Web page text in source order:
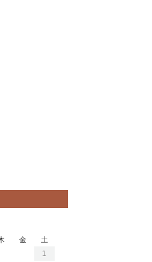
金
土
1